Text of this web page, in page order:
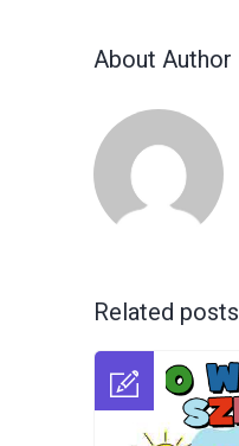
About Author
Related posts